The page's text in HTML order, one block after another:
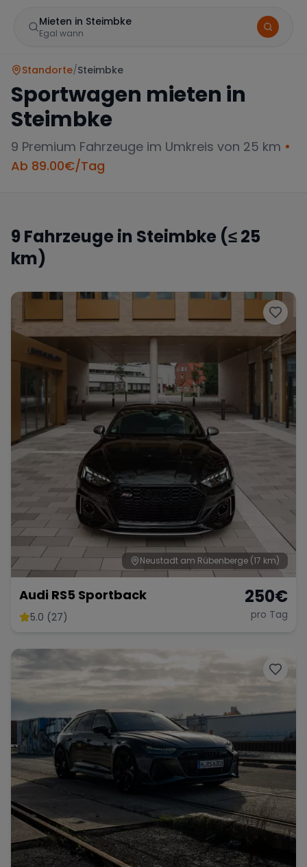
Mieten in Steimbke
Egal wann
Porsche Lamborghini Ferrari
McLaren Ford
Dodge
Bentley Rolls Royce Aston Martin
Bugatti Lotus Maserati
Range Rover
Wann
Zeitraum wählen
Standorte/Steimbke
Sportwagen mieten in
Steimbke
9 Premium Fahrzeuge im Umkreis von 25 km •
Ab 89.00€/Tag
9 Fahrzeuge in Steimbke (≤ 25
km)
Neustadt am Rübenberge (17 km)
Audi RS5 Sportback
5.0 (27)
250€
pro Tag